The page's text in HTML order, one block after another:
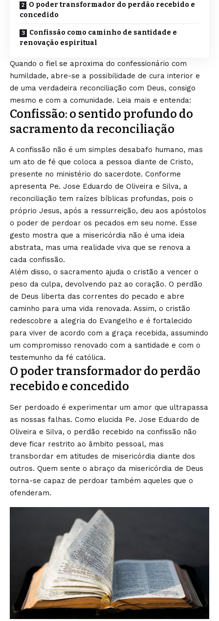
O poder transformador do perdão recebido e
concedido
Confissão como caminho de santidade e
renovação espiritual
Quando o fiel se aproxima do confessionário com
humildade, abre-se a possibilidade de cura interior e
de uma verdadeira reconciliação com Deus, consigo
mesmo e com a comunidade. Leia mais e entenda:
Confissão: o sentido profundo do
sacramento da reconciliação
A confissão não é um simples desabafo humano, mas
um ato de fé que coloca a pessoa diante de Cristo,
presente no ministério do sacerdote. Conforme
apresenta Pe. Jose Eduardo de Oliveira e Silva, a
reconciliação tem raízes bíblicas profundas, pois o
próprio Jesus, após a ressurreição, deu aos apóstolos
o poder de perdoar os pecados em seu nome. Esse
gesto mostra que a misericórdia não é uma ideia
abstrata, mas uma realidade viva que se renova a
cada confissão.
Além disso, o sacramento ajuda o cristão a vencer o
peso da culpa, devolvendo paz ao coração. O perdão
de Deus liberta das correntes do pecado e abre
caminho para uma vida renovada. Assim, o cristão
redescobre a alegria do Evangelho e é fortalecido
para viver de acordo com a graça recebida, assumindo
um compromisso renovado com a santidade e com o
testemunho da fé católica.
O poder transformador do perdão
recebido e concedido
Ser perdoado é experimentar um amor que ultrapassa
as nossas falhas. Como elucida Pe. Jose Eduardo de
Oliveira e Silva, o perdão recebido na confissão não
deve ficar restrito ao âmbito pessoal, mas
transbordar em atitudes de misericórdia diante dos
outros. Quem sente o abraço da misericórdia de Deus
torna-se capaz de perdoar também aqueles que o
ofenderam.